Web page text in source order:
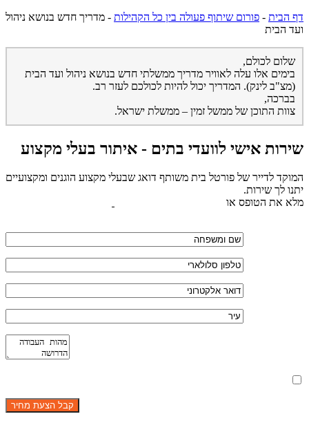
דף הבית - פורום שיתוף פעולה בין כל הקהילות - מדריך חדש בנושא ניהול
ועד הבית
שלום לכולם,
בימים אלו עלה לאוויר מדריך ממשלתי חדש בנושא ניהול ועד הבית
(מצ"ב לינק). המדריך יכול להיות לכולכם לעזר רב.
בברכה,
צוות התוכן של ממשל זמין – ממשלת ישראל.
שירות אישי לוועדי בתים - איתור בעלי מקצוע
המוקד לדייר של פורטל בית משותף דואג שבעלי מקצוע הוגנים ומקצועיים
יתנו לך שירות.
מלא את הטופס או